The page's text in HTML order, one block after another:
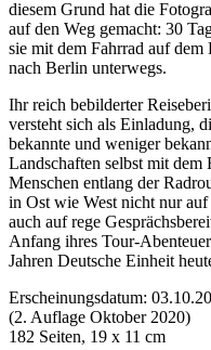
diesem Grund hat die
auf den Weg gemacht: 30
sie mit dem Fahrrad auf
nach Berlin unterwegs.
Ihr reich bebilderter
versteht sich als Einladung,
bekannte und weniger
Landschaften selbst mit dem
Menschen entlang der
in Ost wie West nicht nur auf
auch auf rege
Anfang ihres Tour-
Jahren Deutsche Einheit
Erscheinungsdatum:
(2. Auflage Oktober 2020)
182 Seiten, 19 x 11 cm